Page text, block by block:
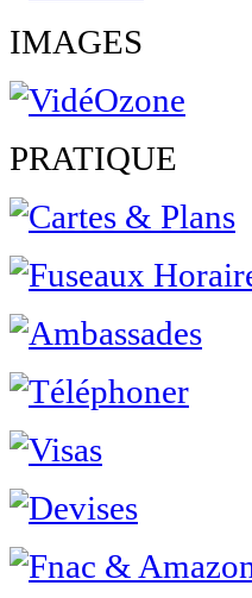
IMAGES
PRATIQUE